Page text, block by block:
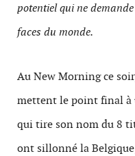
potentiel qui ne
faces du monde.
Au New Morning ce
mettent le point final à
qui tire son nom du 8
ont sillonné la